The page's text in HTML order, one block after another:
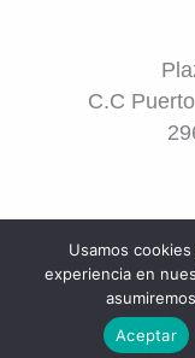
C.C
Usamos
experiencia en
Aceptar